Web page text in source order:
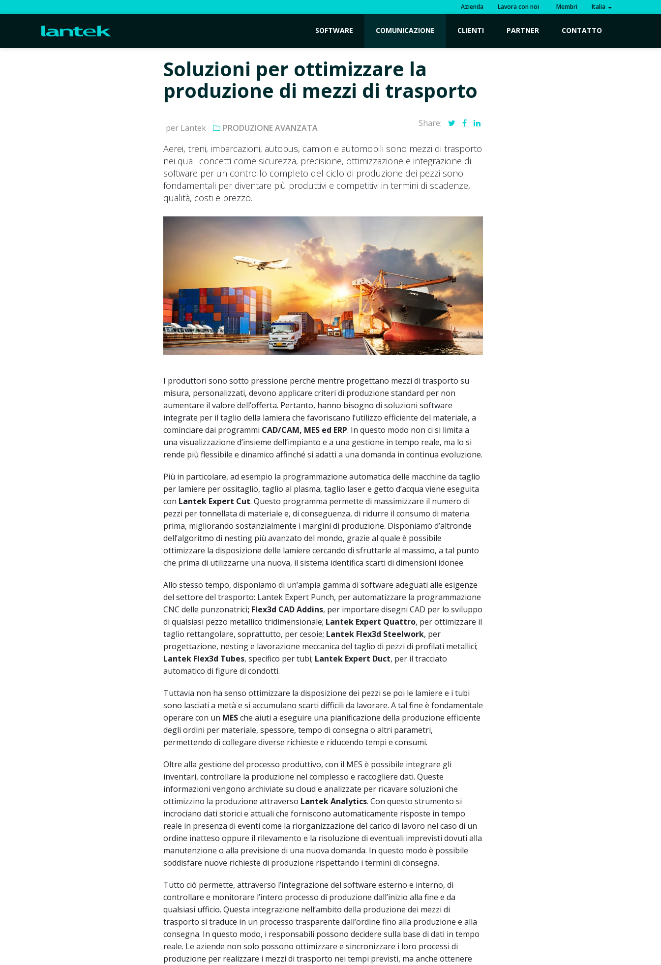
Azienda Lavora con noi Membri Italia
SOFTWARE COMUNICAZIONE CLIENTI PARTNER CONTATTO
Soluzioni per ottimizzare la
produzione di mezzi di trasporto
per Lantek PRODUZIONE AVANZATA Share:
Aerei, treni, imbarcazioni, autobus, camion e automobili sono mezzi di trasporto
nei quali concetti come sicurezza, precisione, ottimizzazione e integrazione di
software per un controllo completo del ciclo di produzione dei pezzi sono
fondamentali per diventare più produttivi e competitivi in termini di scadenze,
qualità, costi e prezzo.
I produttori sono sotto pressione perché mentre progettano mezzi di trasporto su
misura, personalizzati, devono applicare criteri di produzione standard per non
aumentare il valore dell’offerta. Pertanto, hanno bisogno di soluzioni software
integrate per il taglio della lamiera che favoriscano l’utilizzo efficiente del materiale, a
cominciare dai programmi CAD/CAM, MES ed ERP. In questo modo non ci si limita a
una visualizzazione d’insieme dell’impianto e a una gestione in tempo reale, ma lo si
rende più flessibile e dinamico affinché si adatti a una domanda in continua evoluzione.
Più in particolare, ad esempio la programmazione automatica delle macchine da taglio
per lamiere per ossitaglio, taglio al plasma, taglio laser e getto d’acqua viene eseguita
con Lantek Expert Cut. Questo programma permette di massimizzare il numero di
pezzi per tonnellata di materiale e, di conseguenza, di ridurre il consumo di materia
prima, migliorando sostanzialmente i margini di produzione. Disponiamo d’altronde
dell’algoritmo di nesting più avanzato del mondo, grazie al quale è possibile
ottimizzare la disposizione delle lamiere cercando di sfruttarle al massimo, a tal punto
che prima di utilizzarne una nuova, il sistema identifica scarti di dimensioni idonee.
Allo stesso tempo, disponiamo di un’ampia gamma di software adeguati alle esigenze
del settore del trasporto: Lantek Expert Punch, per automatizzare la programmazione
CNC delle punzonatrici; Flex3d CAD Addins, per importare disegni CAD per lo sviluppo
di qualsiasi pezzo metallico tridimensionale; Lantek Expert Quattro, per ottimizzare il
taglio rettangolare, soprattutto, per cesoie; Lantek Flex3d Steelwork, per
progettazione, nesting e lavorazione meccanica del taglio di pezzi di profilati metallici;
Lantek Flex3d Tubes, specifico per tubi; Lantek Expert Duct, per il tracciato
automatico di figure di condotti.
Tuttavia non ha senso ottimizzare la disposizione dei pezzi se poi le lamiere e i tubi
sono lasciati a metà e si accumulano scarti difficili da lavorare. A tal fine è fondamentale
operare con un MESche aiuti a eseguire una pianificazione della produzione efficiente
degli ordini per materiale, spessore, tempo di consegna o altri parametri,
permettendo di collegare diverse richieste e riducendo tempi e consumi.
Oltre alla gestione del processo produttivo, con il MES è possibile integrare gli
inventari, controllare la produzione nel complesso e raccogliere dati. Queste
informazioni vengono archiviate su cloud e analizzate per ricavare soluzioni che
ottimizzino la produzione attraverso Lantek Analytics. Con questo strumento si
incrociano dati storici e attuali che forniscono automaticamente risposte in tempo
reale in presenza di eventi come la riorganizzazione del carico di lavoro nel caso di un
ordine inatteso oppure il rilevamento e la risoluzione di eventuali imprevisti dovuti alla
manutenzione o alla previsione di una nuova domanda. In questo modo è possibile
soddisfare nuove richieste di produzione rispettando i termini di consegna.
Tutto ciò permette, attraverso l’integrazione del software esterno e interno, di
controllare e monitorare l’intero processo di produzione dall’inizio alla fine e da
qualsiasi ufficio. Questa integrazione nell’ambito della produzione dei mezzi di
trasporto si traduce in un processo trasparente dall’ordine fino alla produzione e alla
consegna. In questo modo, i responsabili possono decidere sulla base di dati in tempo
reale. Le aziende non solo possono ottimizzare e sincronizzare i loro processi di
produzione per realizzare i mezzi di trasporto nei tempi previsti, ma anche ottenere